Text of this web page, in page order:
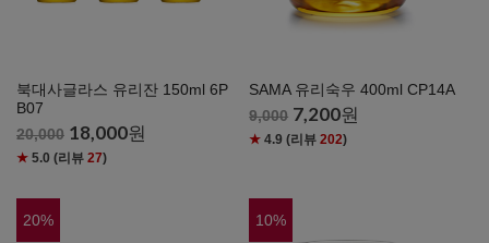
북대사글라스 유리잔 150ml 6P
B07
20,000 18,000원
★ 5.0 (리뷰 27)
SAMA 유리숙우 400ml CP14A
9,000 7,200원
★ 4.9 (리뷰202)
20% 10%